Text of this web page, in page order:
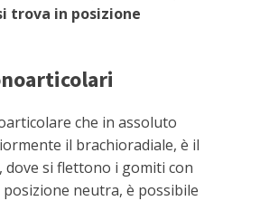
trova in posizione
che in assoluto
il brachioradiale, è il
, dove si flettono i gomiti con
neutra, è possibile